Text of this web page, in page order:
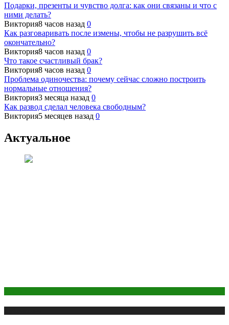
Подарки, презенты и чувство долга: как они связаны и что с
ними делать?
Виктория8 часов назад 0
Как разговаривать после измены, чтобы не разрушить всё
окончательно?
Виктория8 часов назад 0
Что такое счастливый брак?
Виктория8 часов назад 0
Проблема одиночества: почему сейчас сложно построить
нормальные отношения?
Виктория3 месяца назад 0
Как развод сделал человека свободным?
Виктория5 месяцев назад 0
Актуальное